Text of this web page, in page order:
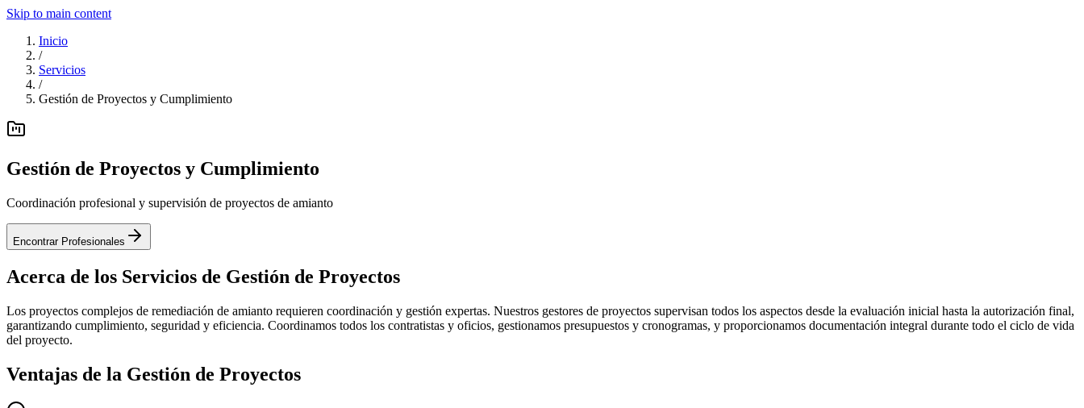
Skip to main content
Inicio
/
Servicios
/
Gestión de Proyectos y Cumplimiento
Gestión de Proyectos y Cumplimiento
Coordinación profesional y supervisión de proyectos de amianto
Encontrar Profesionales
Acerca de los Servicios de Gestión de Proyectos
Los proyectos complejos de remediación de amianto requieren coordinación y gestión expertas. Nuestros gestores de proyectos supervisan todos los aspectos desde la evaluación inicial hasta la autorización final,
garantizando cumplimiento, seguridad y eficiencia. Coordinamos todos los contratistas y oficios, gestionamos presupuestos y cronogramas, y proporcionamos documentación integral durante todo el ciclo de vida
del proyecto.
Ventajas de la Gestión de Proyectos